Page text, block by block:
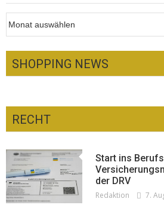
SHOPPING NEWS
RECHT
Start ins
der DRV
Redaktion 7.